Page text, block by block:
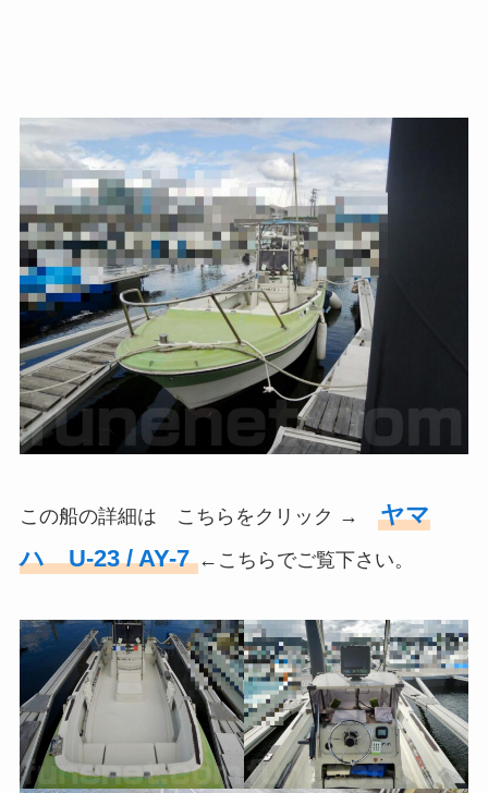
この船の詳細は こちらをクリック → ヤマ
ハ U-23 / AY-7←こちらでご覧下さい。